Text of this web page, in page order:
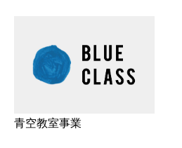
青空教室事業